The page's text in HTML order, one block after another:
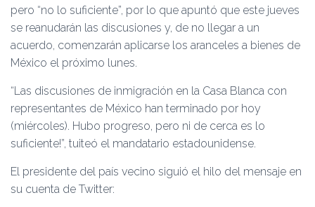
pero “no lo suficiente”, por lo que apuntó que este jueves
se reanudarán las discusiones y, de no llegar a un
acuerdo, comenzarán aplicarse los aranceles a bienes de
México el próximo lunes.
“Las discusiones de inmigración en la Casa Blanca con
representantes de México han terminado por hoy
(miércoles). Hubo progreso, pero ni de cerca es lo
suficiente!”, tuiteó el mandatario estadounidense.
El presidente del país vecino siguió el hilo del mensaje en
su cuenta de Twitter: